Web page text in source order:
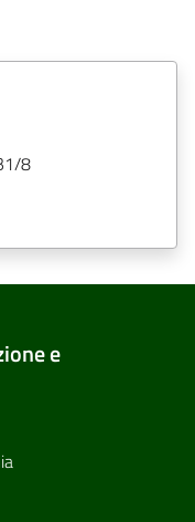
8
e